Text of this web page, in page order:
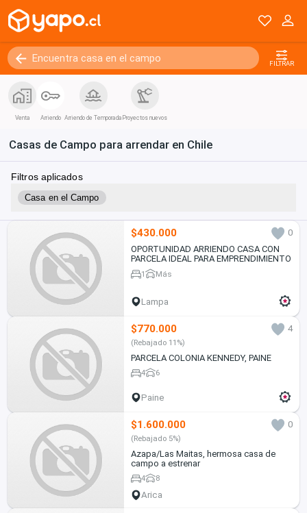
FILTRAR
Venta Arriendo Arriendo de Temporada Proyectos nuevos
Casas de Campo para arrendar en Chile
Filtros aplicados
Casa en el Campo
$430.000
0
OPORTUNIDAD ARRIENDO CASA CON
PARCELA IDEAL PARA EMPRENDIMIENTO
1 Más
Lampa
$770.000 4
(Rebajado 11%)
PARCELA COLONIA KENNEDY, PAINE
4 6
Paine
$1.600.000 0
(Rebajado 5%)
Azapa/Las Maitas, hermosa casa de
campo a estrenar
4 8
Arica